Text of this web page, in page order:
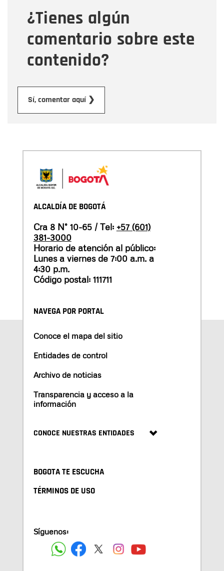
¿Tienes algún
comentario sobre este
contenido?
Sí, comentar aquí ❯
Mensaje
ALCALDÍA DE BOGOTÁ
Cra 8 N° 10-65 / Tel: +57 (601)
381-3000
Horario de atención al público:
Lunes a viernes de 7:00 a.m. a
4:30 p.m.
Código postal: 111711
NAVEGA POR PORTAL
Conoce el mapa del sitio
Entidades de control
Archivo de noticias
Transparencia y acceso a la
información
CONOCE NUESTRAS ENTIDADES
BOGOTA TE ESCUCHA
TÉRMINOS DE USO
Síguenos: